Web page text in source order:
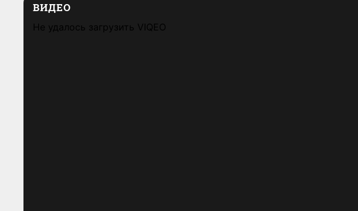
ВИДЕО
Не удалось загрузить VIQEO